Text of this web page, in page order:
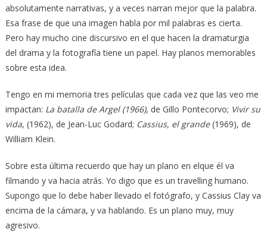
absolutamente narrativas, y a veces narran mejor que la palabra.
Esa frase de que una imagen habla por mil palabras es cierta.
Pero hay mucho cine discursivo en el que hacen la dramaturgia
del drama y la fotografía tiene un papel. Hay planos memorables
sobre esta idea.
Tengo en mi memoria tres películas que cada vez que las veo me
impactan: La batalla de Argel (1966), de Gillo Pontecorvo; Vivir su
vida, (1962), de Jean-Luc Godard; Cassius, el grande(1969), de
William Klein.
Sobre esta última recuerdo que hay un plano en elque él va
filmando y va hacia atrás. Yo digo que es un travelling humano.
Supongo que lo debe haber llevado el fotógrafo, y Cassius Clay va
encima de la cámara, y va hablando. Es un plano muy, muy
agresivo.